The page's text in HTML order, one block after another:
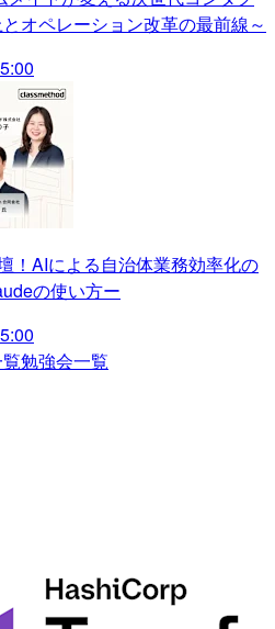
オペレーション改革の最前線～
！AIによる自治体業務効率化の
の使い方ー
勉強会一覧